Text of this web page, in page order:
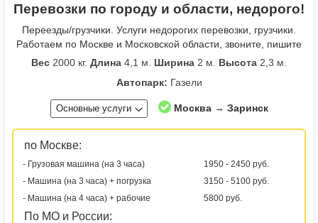
Перевозки по городу и области, недорого!
Переезды/грузчики. Услуги недорогих перевозки, грузчики.
Работаем по Москве и Московской области, звоните, пишите
Вес 2000 кг. Длина 4,1 м. Ширина 2 м. Высота 2,3 м.
Автопарк: Газели
Основные услуги Москва → Заринск
по Москве:
- Грузовая машина (на 3 часа)
1950 - 2450 руб.
- Машина (на 3 часа) + погрузка
3150 - 5100 руб.
- Машина (на 4 часа) + рабочие
5800 руб.
По МО и России: